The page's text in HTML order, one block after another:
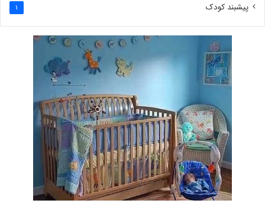
پیشبند کودک 1